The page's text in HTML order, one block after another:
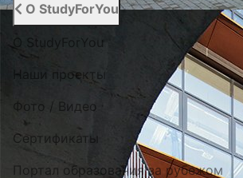
О StudyForYou
О StudyForYou
Наши проекты
Фото / Видео
Cертификаты
Портал образования за рубежом